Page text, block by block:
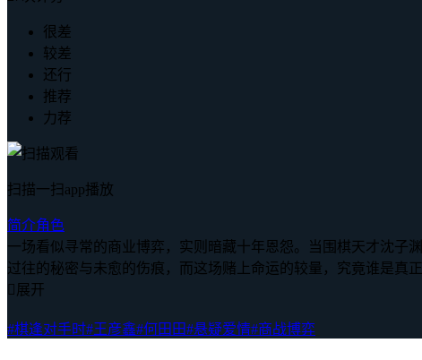
很差
较差
还行
推荐
力荐
扫描一扫app播放
简介角色
一场看似寻常的商业博弈，实则暗藏十年恩怨。当围棋天才沈子
过往的秘密与未愈的伤痕，而这场赌上命运的较量，究竟谁是真
 展开
#棋逢对手时#王彦鑫#何田田#悬疑爱情#商战博弈